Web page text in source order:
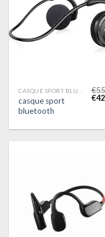
casque sport
bluetooth
€
€